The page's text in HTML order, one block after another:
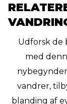
Udforsk
med
vandrer,
blanding af